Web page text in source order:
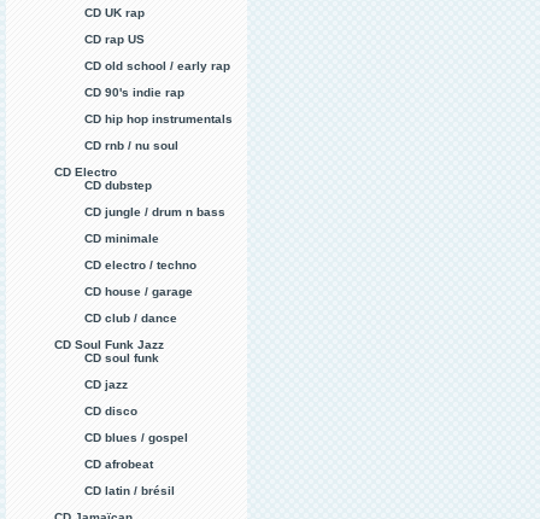
CD UK rap
CD rap US
CD old school / early rap
CD 90's indie rap
CD hip hop instrumentals
CD rnb / nu soul
CD Electro
CD dubstep
CD jungle / drum n bass
CD minimale
CD electro / techno
CD house / garage
CD club / dance
CD Soul Funk Jazz
CD soul funk
CD jazz
CD disco
CD blues / gospel
CD afrobeat
CD latin / brésil